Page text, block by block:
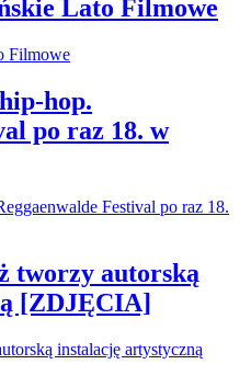
Lato Filmowe
hop.
po raz 18. w
tworzy autorską
[ZDJĘCIA]